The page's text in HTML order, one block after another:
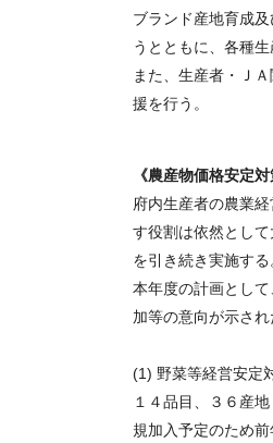
ブランド産地育成
うとともに、各種
また、生産者・Ｊ
援を行う。
《農産物価格安定対
府内生産者の農業
す役割は依然とし
を引き続き実施する
本年度の計画とし
加等の意向が示さ
(1) 野菜等経営安定
１４品目、３６産
規加入予定のため